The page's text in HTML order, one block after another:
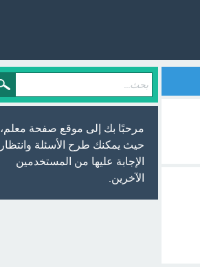
مرحبًا بك إلى موقع صفحة معلم،
حيث يمكنك طرح الأسئلة وانتظار
الإجابة عليها من المستخدمين
الآخرين.